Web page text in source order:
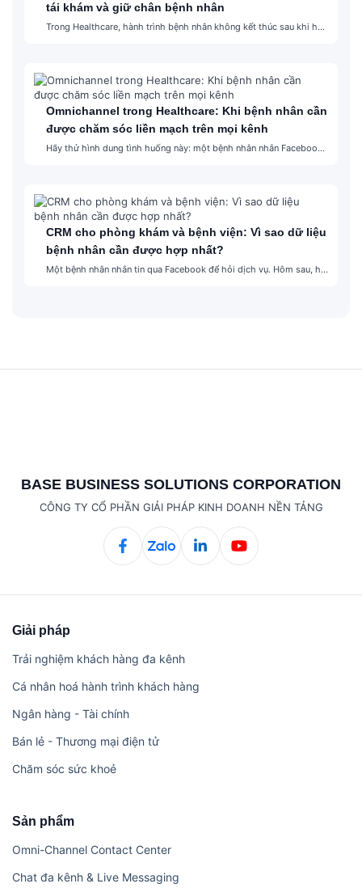
tái khám và giữ chân bệnh nhân
Trong Healthcare, hành trình bệnh nhân không kết thúc sau khi họ
Omnichannel trong Healthcare: Khi bệnh nhân cần
được chăm sóc liền mạch trên mọi kênh
Hãy thử hình dung tình huống này: một bệnh nhân nhắn Facebook
CRM cho phòng khám và bệnh viện: Vì sao dữ liệu
bệnh nhân cần được hợp nhất?
Một bệnh nhân nhắn tin qua Facebook để hỏi dịch vụ. Hôm sau, họ
BASE BUSINESS SOLUTIONS CORPORATION
CÔNG TY CỔ PHẦN GIẢI PHÁP KINH DOANH NỀN TẢNG
Giải pháp
Trải nghiệm khách hàng đa kênh
Cá nhân hoá hành trình khách hàng
Ngân hàng - Tài chính
Bán lẻ - Thương mại điện tử
Chăm sóc sức khoẻ
Sản phẩm
Omni-Channel Contact Center
Chat đa kênh & Live Messaging